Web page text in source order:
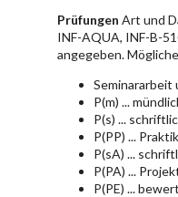
Prüfungen Art und
INF-AQUA, INF-B-
angegeben.
Seminararbeit
P(m) ...
P(s) ...
P(PP) ...
P(sA) ...
P(PA) ...
P(PE) ...